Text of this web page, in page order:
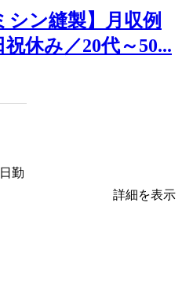
シン縫製】月収例
休み／20代～50...
勤
詳細を表示